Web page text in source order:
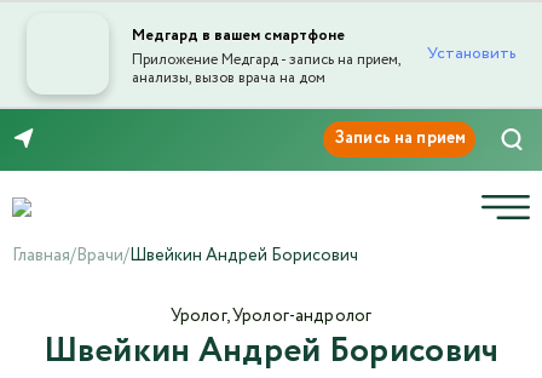
Медгард в вашем смартфоне
Приложение Медгард - запись на прием,
анализы, вызов врача на дом
Установить
Главная/Врачи/Швейкин Андрей Борисович
Швейкин Андрей Борисович
Уролог, Уролог-андролог
Отправка отзыва
Текст отзыва*